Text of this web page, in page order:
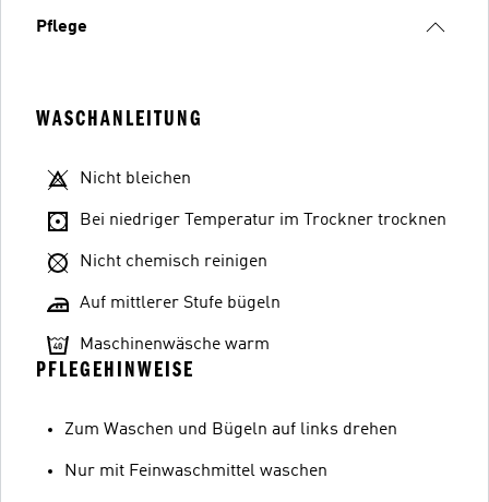
Pflege
WASCHANLEITUNG
Nicht bleichen
Bei niedriger Temperatur im Trockner trocknen
Nicht chemisch reinigen
Auf mittlerer Stufe bügeln
Maschinenwäsche warm
PFLEGEHINWEISE
Zum Waschen und Bügeln auf links drehen
Nur mit Feinwaschmittel waschen